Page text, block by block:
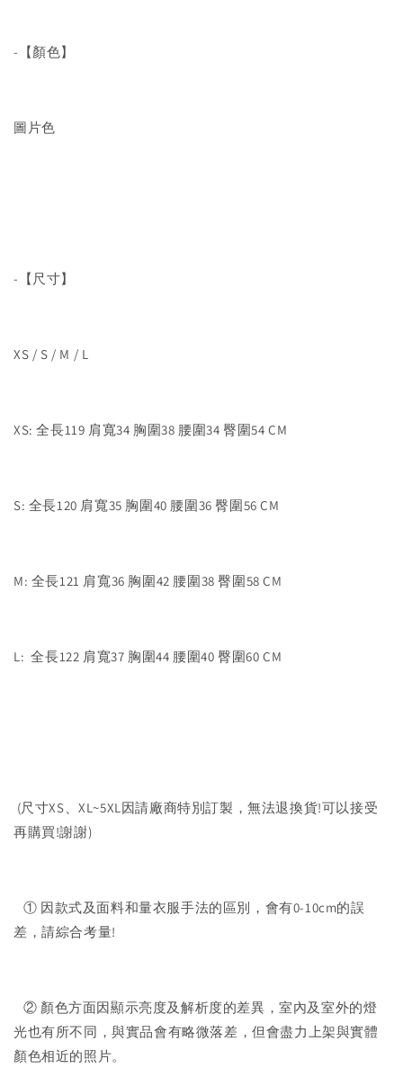
-【顏色】
圖片色
-【尺寸】
XS / S / M / L
XS: 全長119 肩寬34 胸圍38 腰圍34 臀圍54 CM
S: 全長120 肩寬35 胸圍40 腰圍36 臀圍56 CM
M: 全長121 肩寬36 胸圍42 腰圍38 臀圍58 CM
L: 全長122 肩寬37 胸圍44 腰圍40 臀圍60 CM
(尺寸XS、XL~5XL因請廠商特別訂製，無法退換貨!可以接受
再購買!謝謝)
① 因款式及面料和量衣服手法的區別，會有0-10cm的誤
差，請綜合考量!
② 顏色方面因顯示亮度及解析度的差異，室內及室外的燈
光也有所不同，與實品會有略微落差，但會盡力上架與實體
顏色相近的照片。